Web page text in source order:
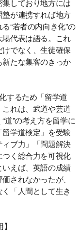
しており地方には
が連携すれば地方
“若者の内向き化”の
代表は語る。これ
でなく、生徒確保
たな集客のきっか
するため「留学道
れは、武道や芸道
道”の考え方を留学に
学道検定」を受験
ブ力」「問題解決
く総合力を可視化
えば、英語の成績
されなかったが、
「人間として生き